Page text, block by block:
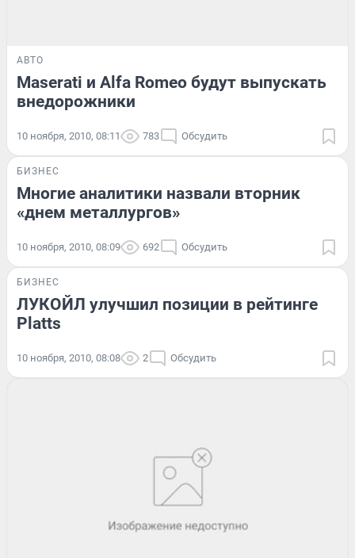
АВТО
Maserati и Alfa Romeo будут выпускать
внедорожники
10 ноября, 2010, 08:11 783 Обсудить
БИЗНЕС
Многие аналитики назвали вторник
«днем металлургов»
10 ноября, 2010, 08:09 692 Обсудить
БИЗНЕС
ЛУКОЙЛ улучшил позиции в рейтинге
Platts
10 ноября, 2010, 08:08 2 Обсудить